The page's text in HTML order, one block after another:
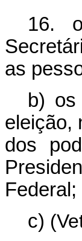
16.
as
b)
eleição,
dos
Federal;
c)